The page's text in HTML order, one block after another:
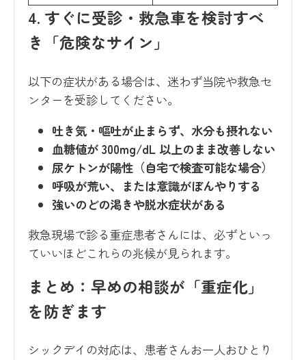
4. すぐに受診・救急車を検討すべ
き「危険なサイン」
以下の症状がある場合は、迷わず当院や救急セ
ンターを受診してください。
吐き気・嘔吐が止まらず、水分も摂れない
血糖値が 300mg/dL 以上のまま改善しない
尿ケトンが陽性（自宅で検査可能な場合）
呼吸が荒い、または意識がぼんやりする
強いのどの渇きや脱水症状がある
救急現場で診る重症患者さんには、必ずといっ
ていいほどこれらの兆候が見られます。
まとめ：早めの相談が「重症化」
を防ぎます
シックデイの対応は、患者さんお一人おひとり